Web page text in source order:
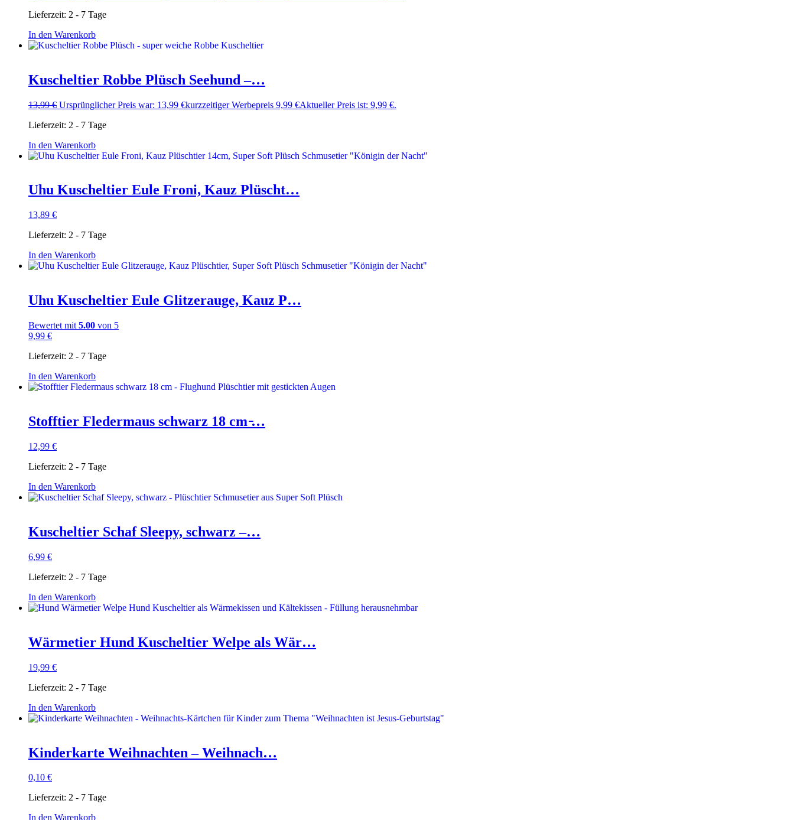
Lieferzeit: 2 - 7 Tage
In den Warenkorb
Kuscheltier Robbe Plüsch Seehund –…
13,99€ Ursprünglicher Preis war: 13,99 €kurzzeitiger Werbepreis 9,99 €Aktueller Preis ist: 9,99 €.
Lieferzeit: 2 - 7 Tage
In den Warenkorb
Uhu Kuscheltier Eule Froni, Kauz Plüscht…
13,89 €
Lieferzeit: 2 - 7 Tage
In den Warenkorb
Uhu Kuscheltier Eule Glitzerauge, Kauz P…
Bewertet mit 5.00 von 5
9,99 €
Lieferzeit: 2 - 7 Tage
In den Warenkorb
Stofftier Fledermaus schwarz 18 cm ̵…
12,99 €
Lieferzeit: 2 - 7 Tage
In den Warenkorb
Kuscheltier Schaf Sleepy, schwarz –…
6,99 €
Lieferzeit: 2 - 7 Tage
In den Warenkorb
Wärmetier Hund Kuscheltier Welpe als Wär…
19,99 €
Lieferzeit: 2 - 7 Tage
In den Warenkorb
Kinderkarte Weihnachten – Weihnach…
0,10 €
Lieferzeit: 2 - 7 Tage
In den Warenkorb